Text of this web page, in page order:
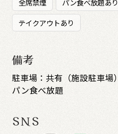
テイクアウトあり
備考
駐車場：共有（施設駐車場）
パン食べ放題
SNS